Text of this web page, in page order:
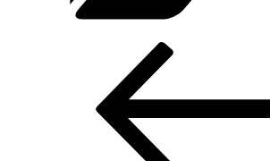
Beitragsnavigation